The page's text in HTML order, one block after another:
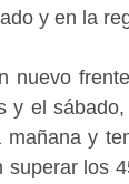
y en la
nuevo
y el
y
superar los